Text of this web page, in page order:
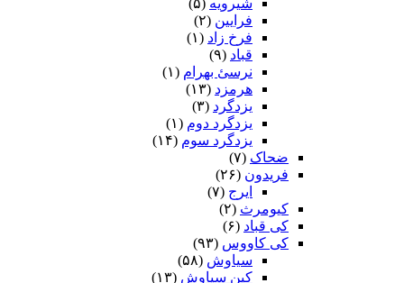
شیرویه (۵)
فرایین (۲)
فرخ زاد (۱)
قباد (۹)
نرسئ بهرام‏ (۱)
هرمزد (۱۳)
یزدگرد (۳)
یزدگرد دوم (۱)
یزدگرد سوم (۱۴)
ضحاک (۷)
فریدون (۲۶)
ایرج (۷)
کیومرث (۲)
کی قباد (۶)
کی کاووس (۹۳)
سیاوش (۵۸)
کین سیاوش (۱۳)